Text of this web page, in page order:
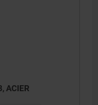
ACIER